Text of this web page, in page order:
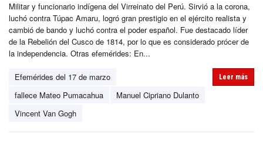
Militar y funcionario indígena del Virreinato del Perú. Sirvió a la corona,
luchó contra Túpac Amaru, logró gran prestigio en el ejército realista y
cambió de bando y luchó contra el poder español. Fue destacado líder
de la Rebelión del Cusco de 1814, por lo que es considerado prócer de
la independencia. Otras efemérides: En...
Efemérides del 17 de marzo
fallece Mateo Pumacahua
Manuel Cipriano Dulanto
Vincent Van Gogh
Leer más